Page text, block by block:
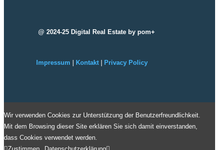
@ 2024-25 Digital Real Estate by pom+
Impressum Kontakt Privacy Policy
Wir verwenden Cookies zur Unterstützung der Benutzerfreundlichkeit.
Mit dem Browsing dieser Site erklären Sie sich damit einverstanden,
dass Cookies verwendet werden.